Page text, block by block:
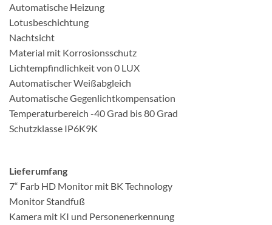
Automatische Heizung
Lotusbeschichtung
Nachtsicht
Material mit Korrosionsschutz
Lichtempfindlichkeit von 0 LUX
Automatischer Weißabgleich
Automatische Gegenlichtkompensation
Temperaturbereich -40 Grad bis 80 Grad
Schutzklasse IP6K9K
Lieferumfang
7“ Farb HD Monitor mit BK Technology
Monitor Standfuß
Kamera mit KI und Personenerkennung